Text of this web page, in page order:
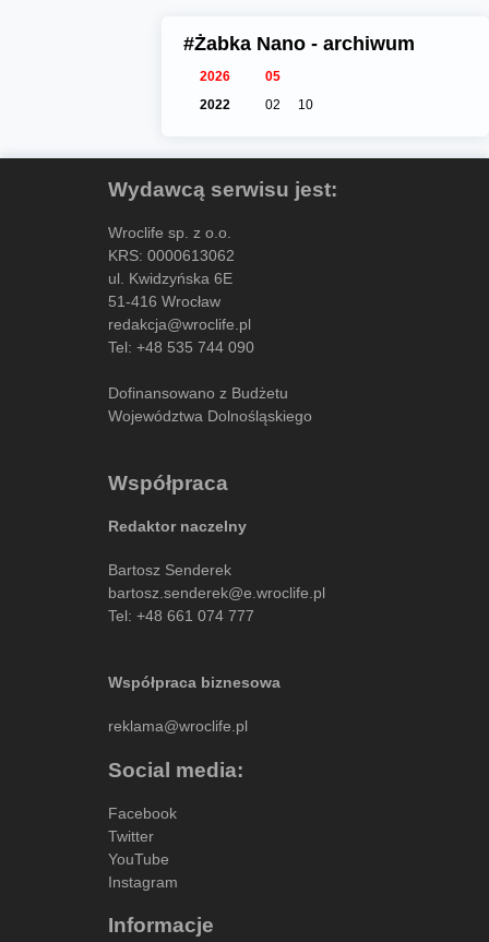
#Żabka Nano - archiwum
2026
05
2022
02 10
Wydawcą serwisu jest:
Wroclife sp. z o.o.
KRS: 0000613062
ul. Kwidzyńska 6E
51-416 Wrocław
redakcja@wroclife.pl
Tel: +48 535 744 090
Dofinansowano z Budżetu
Województwa Dolnośląskiego
Współpraca
Redaktor naczelny
Bartosz Senderek
bartosz.senderek@e.wroclife.pl
Tel: +48 661 074 777
Współpraca biznesowa
reklama@wroclife.pl
Social media:
Facebook
Twitter
YouTube
Instagram
Informacje